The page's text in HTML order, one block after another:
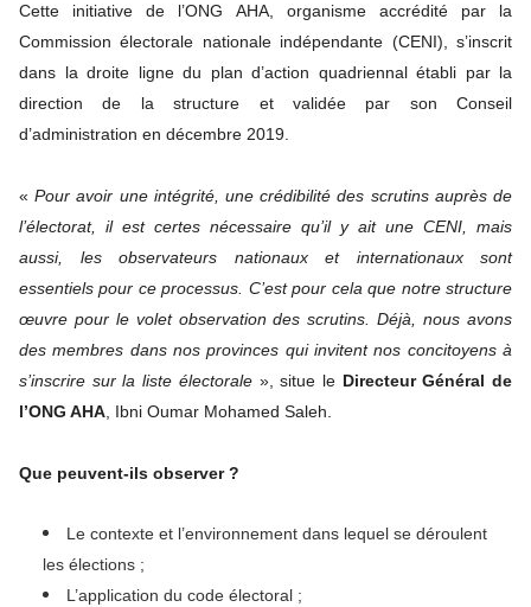
Cette initiative de l’ONG AHA, organisme accrédité par la
Commission électorale nationale indépendante (CENI), s’inscrit
dans la droite ligne du plan d’action quadriennal établi par la
direction de la structure et validée par son Conseil
d’administration en décembre 2019.
«Pour avoir une intégrité, une crédibilité des scrutins auprès de
l’électorat, il est certes nécessaire qu’il y ait une CENI, mais
aussi, les observateurs nationaux et internationaux sont
essentiels pour ce processus. C’est pour cela que notre structure
œuvre pour le volet observation des scrutins. Déjà, nous avons
des membres dans nos provinces qui invitent nos concitoyens à
s’inscrire sur la liste électorale», situe le Directeur Général de
l’ONG AHA , Ibni Oumar Mohamed Saleh.
Que peuvent-ils observer ?
Le contexte et l’environnement dans lequel se déroulent
les élections ;
L’application du code électoral ;